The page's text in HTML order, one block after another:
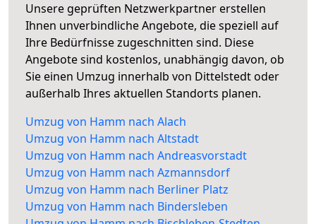
Unsere geprüften Netzwerkpartner erstellen
Ihnen unverbindliche Angebote, die speziell auf
Ihre Bedürfnisse zugeschnitten sind. Diese
Angebote sind kostenlos, unabhängig davon, ob
Sie einen Umzug innerhalb von Dittelstedt oder
außerhalb Ihres aktuellen Standorts planen.
Umzug von Hamm nach Alach
Umzug von Hamm nach Altstadt
Umzug von Hamm nach Andreasvorstadt
Umzug von Hamm nach Azmannsdorf
Umzug von Hamm nach Berliner Platz
Umzug von Hamm nach Bindersleben